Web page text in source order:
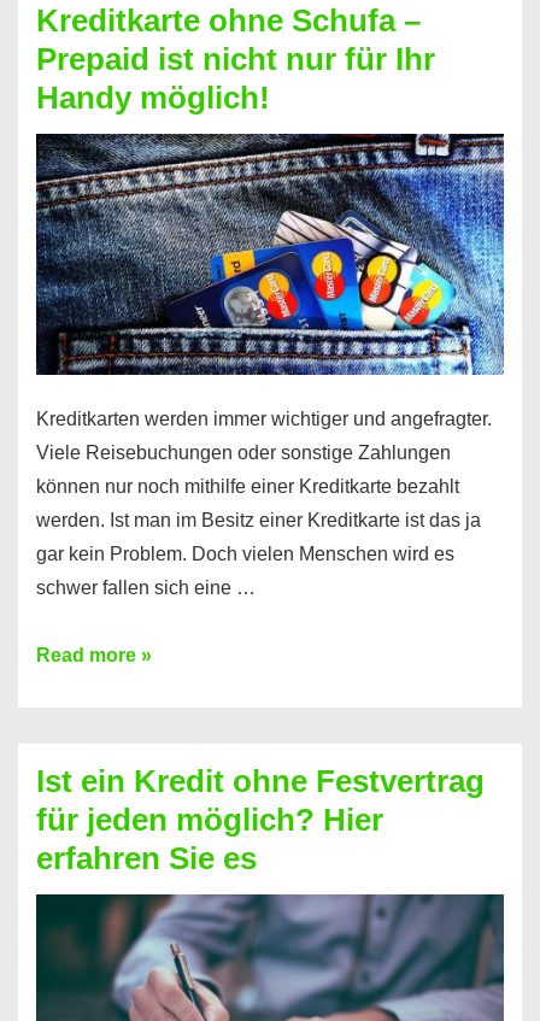
Neueröffnung
trotz
Schufaeintrag
möglich
Kreditkarte ohne Schufa –
Prepaid ist nicht nur für Ihr
Handy möglich!
Kreditkarten werden immer wichtiger und angefragter.
Viele Reisebuchungen oder sonstige Zahlungen
können nur noch mithilfe einer Kreditkarte bezahlt
werden. Ist man im Besitz einer Kreditkarte ist das ja
gar kein Problem. Doch vielen Menschen wird es
schwer fallen sich eine …
Kreditkarte
Prepaid
ist
nicht
nur
für
Handy
Read more »
Ist ein Kredit ohne Festvertrag
für jeden möglich? Hier
erfahren Sie es